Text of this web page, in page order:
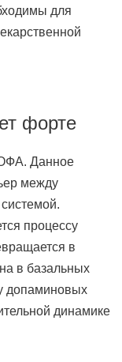
для
форте
Данное
между
процессу
в
в базальных
допаминовых
динамике